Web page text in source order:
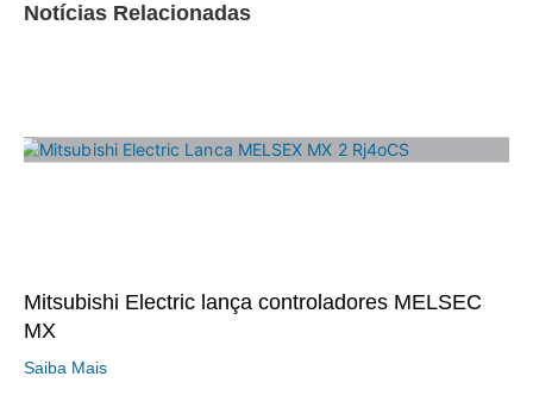
Notícias Relacionadas
Mitsubishi Electric lança controladores MELSEC
MX
Saiba Mais